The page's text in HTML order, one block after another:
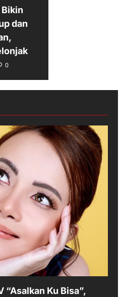
dan
0
“Asalkan Ku Bisa”,